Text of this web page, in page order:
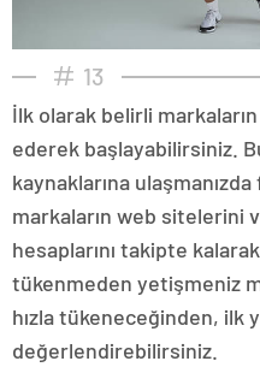
13
İlk olarak belirli
ederek başlayabilirsiniz.
kaynaklarına
markaların web sitelerini
hesaplarını takipte
tükenmeden yetişmeniz
hızla tükeneceğinden, ilk
değerlendirebilirsiniz.